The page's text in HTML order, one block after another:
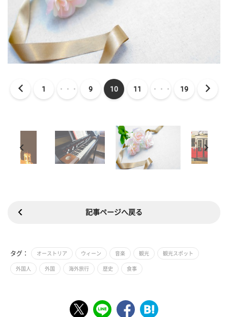
1 ・・・ 9 10 11 ・・・ 19
記事ページへ戻る
タグ： オーストリア ウィーン 音楽 観光 観光スポット
外国人 外国 海外旅行 歴史 食事